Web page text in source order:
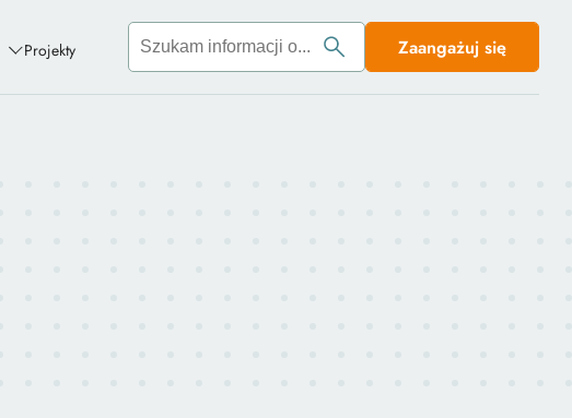
Projekty Zaangażuj się